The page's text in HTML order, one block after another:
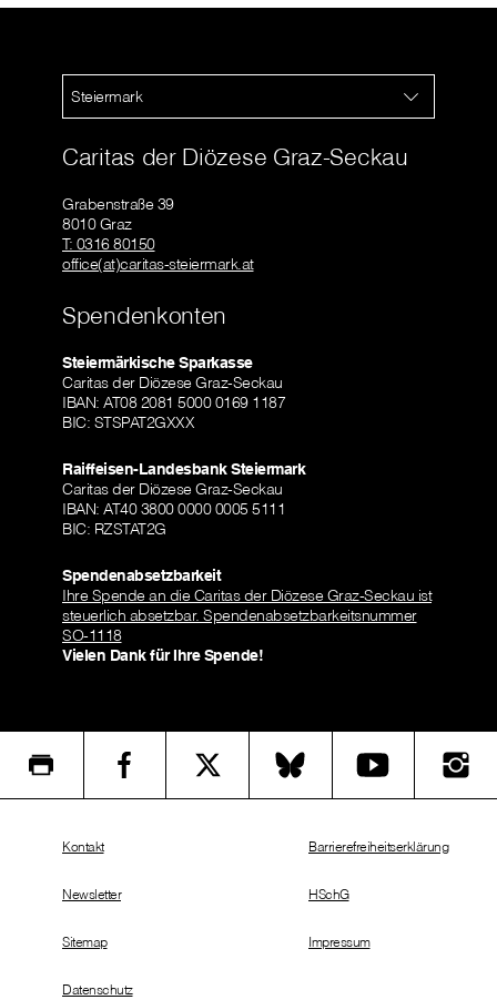
Steiermark
Caritas der Diözese Graz-Seckau
Grabenstraße 39
8010 Graz
T: 0316 80150
office(at)caritas-steiermark.at
Spendenkonten
Steiermärkische Sparkasse
Caritas der Diözese Graz-Seckau
IBAN: AT08 2081 5000 0169 1187
BIC: STSPAT2GXXX
Raiffeisen-Landesbank Steiermark
Caritas der Diözese Graz-Seckau
IBAN: AT40 3800 0000 0005 5111
BIC: RZSTAT2G
Spendenabsetzbarkeit
Ihre Spende an die Caritas der Diözese Graz-Seckau ist
steuerlich absetzbar. Spendenabsetzbarkeitsnummer
SO-1118
Vielen Dank für Ihre Spende!
Kontakt
Newsletter
Sitemap
Datenschutz
Barrierefreiheitserklärung
HSchG
Impressum